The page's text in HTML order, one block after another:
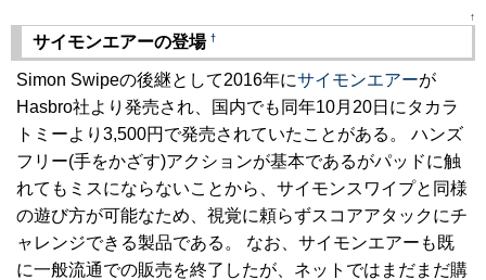
↑
サイモンエアーの登場 †
Simon Swipeの後継として2016年にサイモンエアーが
Hasbro社より発売され、国内でも同年10月20日にタカラ
トミーより3,500円で発売されていたことがある。 ハンズ
フリー(手をかざす)アクションが基本であるがパッドに触
れてもミスにならないことから、サイモンスワイプと同様
の遊び方が可能なため、視覚に頼らずスコアアタックにチ
ャレンジできる製品である。 なお、サイモンエアーも既
に一般流通での販売を終了したが、ネットではまだまだ購